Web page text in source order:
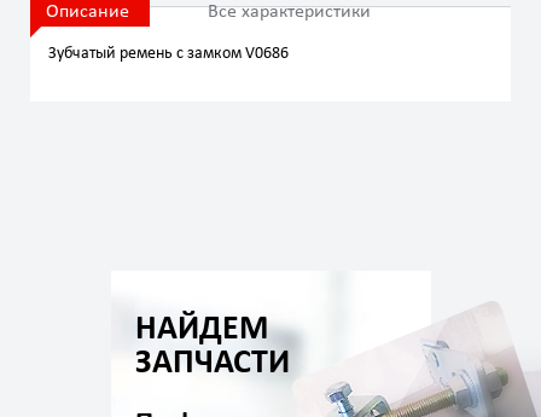
НАЙДЕМ
ЗАПЧАСТИ
Описание Все характеристики
Зубчатый ремень с замком V0686